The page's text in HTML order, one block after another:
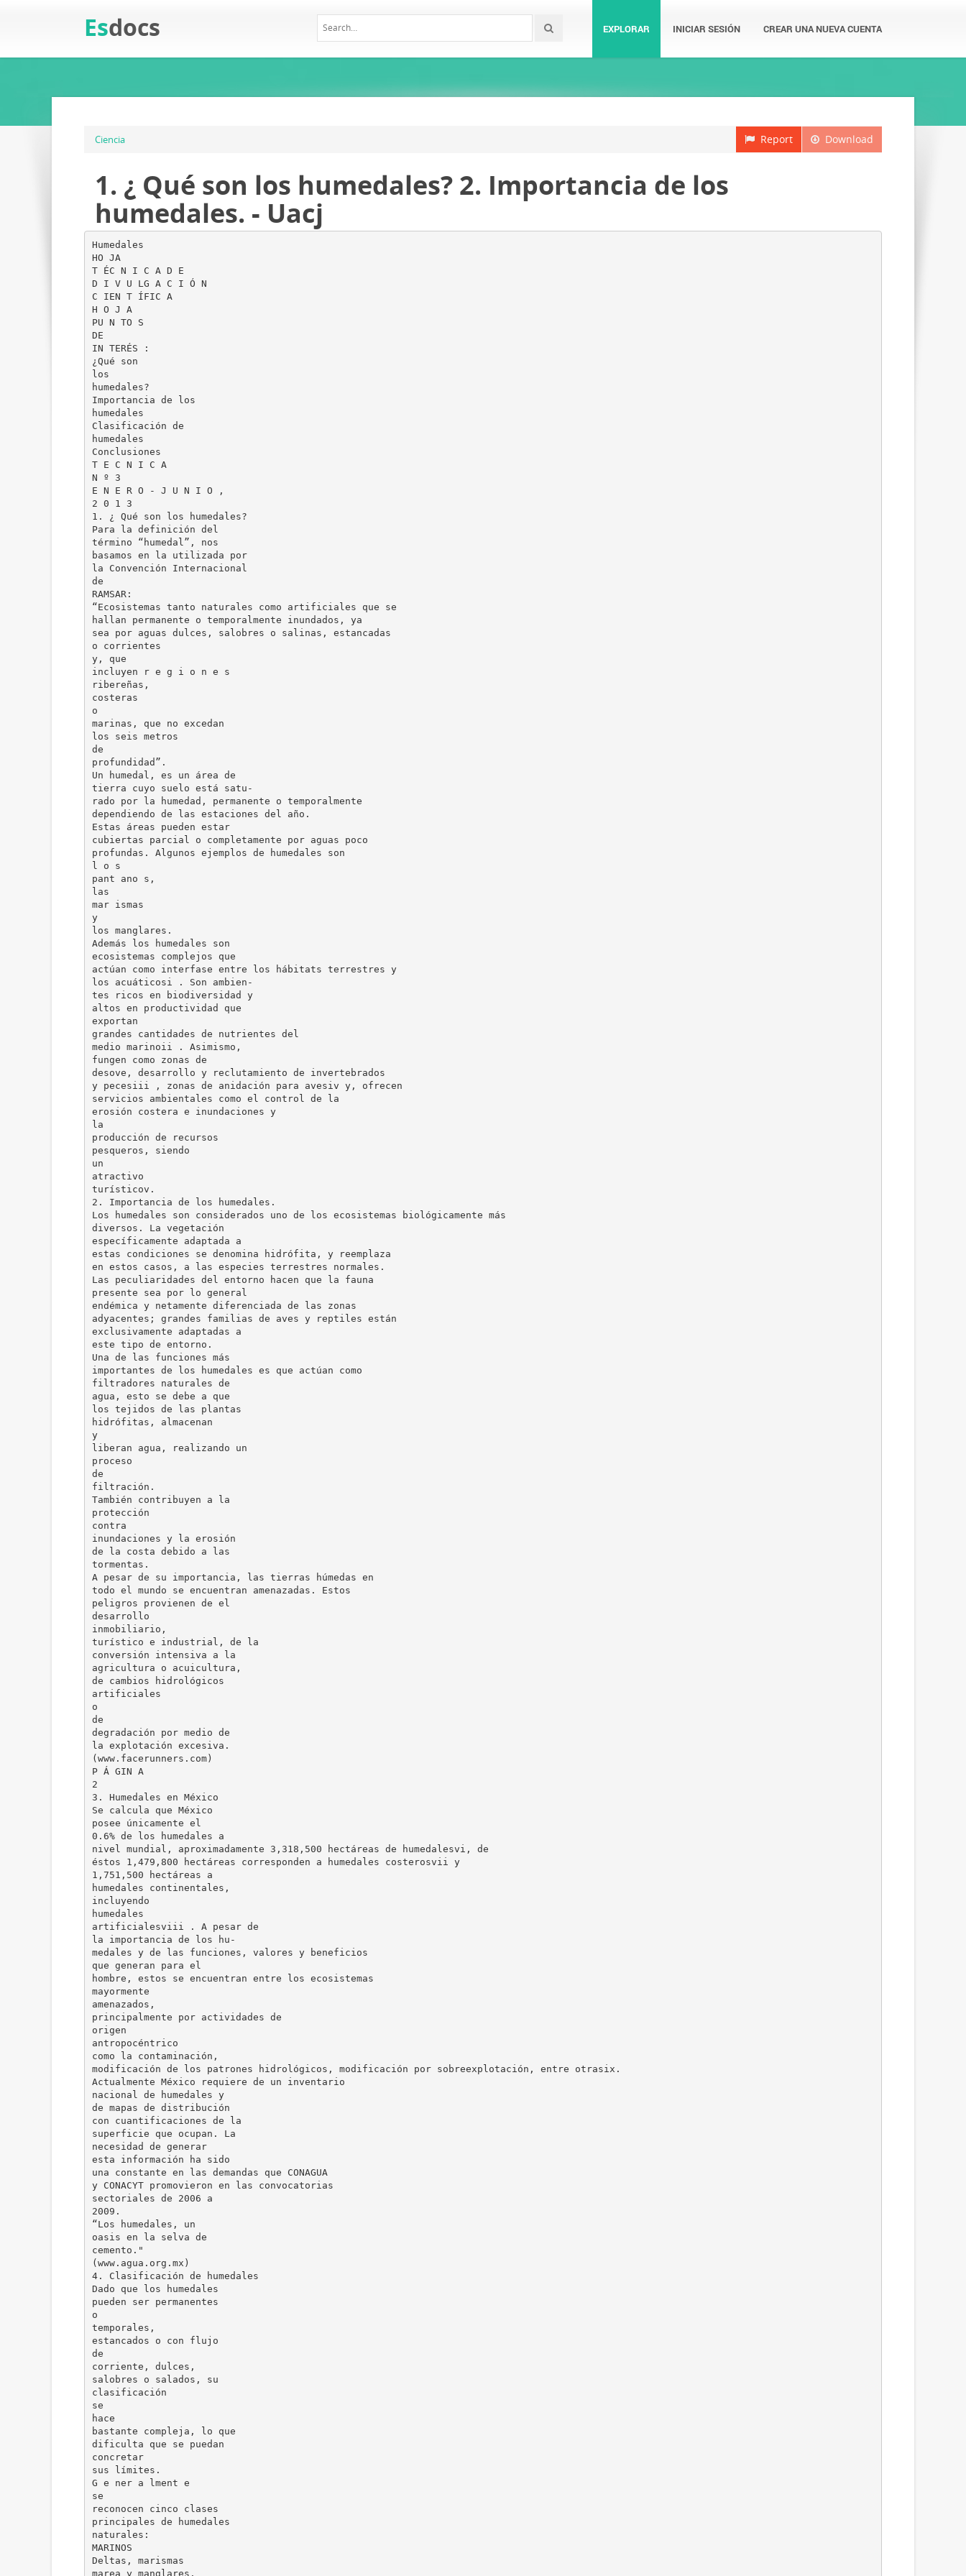
Esdocs EXPLORAR INICIAR SESIÓN CREAR UNA NUEVA CUENTA
Download
Report
Ciencia
1. ¿ Qué son los humedales? 2. Importancia de los
humedales. - Uacj
Humedales
HO JA
T ÉC N I C A D E
D I V U LG A C I Ó N
C IEN T ÍFIC A
H O J A
PU N TO S
DE
IN TERÉS :
¿Qué son
los
humedales?
Importancia de los
humedales
Clasificación de
humedales
Conclusiones
T E C N I C A
N º 3
E N E R O - J U N I O ,
2 0 1 3
1. ¿ Qué son los humedales?
Para la definición del
término “humedal”, nos
basamos en la utilizada por
la Convención Internacional
de
RAMSAR:
“Ecosistemas tanto naturales como artificiales que se
hallan permanente o temporalmente inundados, ya
sea por aguas dulces, salobres o salinas, estancadas
o corrientes
y, que
incluyen r e g i o n e s
ribereñas,
costeras
o
marinas, que no excedan
los seis metros
de
profundidad”.
Un humedal, es un área de
tierra cuyo suelo está satu-
rado por la humedad, permanente o temporalmente
dependiendo de las estaciones del año.
Estas áreas pueden estar
cubiertas parcial o completamente por aguas poco
profundas. Algunos ejemplos de humedales son
l o s
pant ano s,
las
mar ismas
y
los manglares.
Además los humedales son
ecosistemas complejos que
actúan como interfase entre los hábitats terrestres y
los acuáticosi . Son ambien-
tes ricos en biodiversidad y
altos en productividad que
exportan
grandes cantidades de nutrientes del
medio marinoii . Asimismo,
fungen como zonas de
desove, desarrollo y reclutamiento de invertebrados
y pecesiii , zonas de anidación para avesiv y, ofrecen
servicios ambientales como el control de la
erosión costera e inundaciones y
la
producción de recursos
pesqueros, siendo
un
atractivo
turísticov.
2. Importancia de los humedales.
Los humedales son considerados uno de los ecosistemas biológicamente más
diversos. La vegetación
específicamente adaptada a
estas condiciones se denomina hidrófita, y reemplaza
en estos casos, a las especies terrestres normales.
Las peculiaridades del entorno hacen que la fauna
presente sea por lo general
endémica y netamente diferenciada de las zonas
adyacentes; grandes familias de aves y reptiles están
exclusivamente adaptadas a
este tipo de entorno.
Una de las funciones más
importantes de los humedales es que actúan como
filtradores naturales de
agua, esto se debe a que
los tejidos de las plantas
hidrófitas, almacenan
y
liberan agua, realizando un
proceso
de
filtración.
También contribuyen a la
protección
contra
inundaciones y la erosión
de la costa debido a las
tormentas.
A pesar de su importancia, las tierras húmedas en
todo el mundo se encuentran amenazadas. Estos
peligros provienen de el
desarrollo
inmobiliario,
turístico e industrial, de la
conversión intensiva a la
agricultura o acuicultura,
de cambios hidrológicos
artificiales
o
de
degradación por medio de
la explotación excesiva.
(www.facerunners.com)
P Á GIN A
2
3. Humedales en México
Se calcula que México
posee únicamente el
0.6% de los humedales a
nivel mundial, aproximadamente 3,318,500 hectáreas de humedalesvi, de
éstos 1,479,800 hectáreas corresponden a humedales costerosvii y
1,751,500 hectáreas a
humedales continentales,
incluyendo
humedales
artificialesviii . A pesar de
la importancia de los hu-
medales y de las funciones, valores y beneficios
que generan para el
hombre, estos se encuentran entre los ecosistemas
mayormente
amenazados,
principalmente por actividades de
origen
antropocéntrico
como la contaminación,
modificación de los patrones hidrológicos, modificación por sobreexplotación, entre otrasix.
Actualmente México requiere de un inventario
nacional de humedales y
de mapas de distribución
con cuantificaciones de la
superficie que ocupan. La
necesidad de generar
esta información ha sido
una constante en las demandas que CONAGUA
y CONACYT promovieron en las convocatorias
sectoriales de 2006 a
2009.
“Los humedales, un
oasis en la selva de
cemento."
(www.agua.org.mx)
4. Clasificación de humedales
Dado que los humedales
pueden ser permanentes
o
temporales,
estancados o con flujo
de
corriente, dulces,
salobres o salados, su
clasificación
se
hace
bastante compleja, lo que
dificulta que se puedan
concretar
sus límites.
G e ner a lment e
se
reconocen cinco clases
principales de humedales
naturales:
MARINOS
Deltas, marismas
marea y manglares.